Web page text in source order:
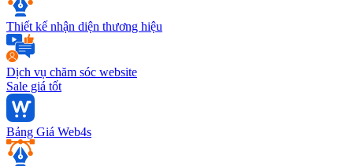
Thiết kế nhận diện thương hiệu
Dịch vụ chăm sóc website
Sale giá tốt
Bảng Giá Web4s